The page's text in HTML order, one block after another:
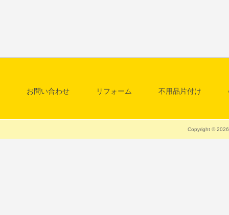
お問い合わせ リフォーム 不用品片付け
Copyright ©